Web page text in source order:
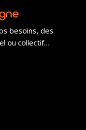
besoins, des
ou collectif…